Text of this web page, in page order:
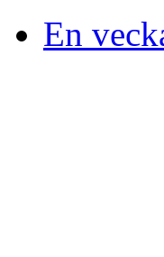
En